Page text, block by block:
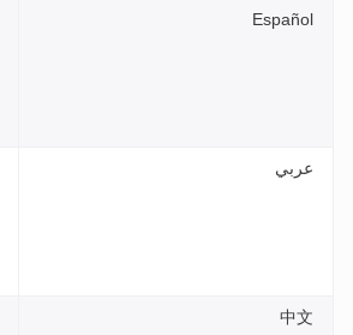
Español
عربي
中文